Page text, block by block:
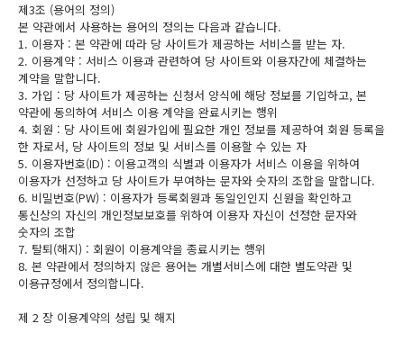
제3조 (용어의 정의)
본 약관에서 사용하는 용어의 정의는 다음과 같습니다.
1. 이용자 : 본 약관에 따라 당 사이트가 제공하는 서비스를 받는 자.
2. 이용계약 : 서비스 이용과 관련하여 당 사이트와 이용자간에 체결하는
계약을 말합니다.
3. 가입 : 당 사이트가 제공하는 신청서 양식에 해당 정보를 기입하고, 본
약관에 동의하여 서비스 이용 계약을 완료시키는 행위
4. 회원 : 당 사이트에 회원가입에 필요한 개인 정보를 제공하여 회원 등록을
한 자로서, 당 사이트의 정보 및 서비스를 이용할 수 있는 자
5. 이용자번호(ID) : 이용고객의 식별과 이용자가 서비스 이용을 위하여
이용자가 선정하고 당 사이트가 부여하는 문자와 숫자의 조합을 말합니다.
6. 비밀번호(PW) : 이용자가 등록회원과 동일인인지 신원을 확인하고
통신상의 자신의 개인정보보호를 위하여 이용자 자신이 선정한 문자와
숫자의 조합
7. 탈퇴(해지) : 회원이 이용계약을 종료시키는 행위
8. 본 약관에서 정의하지 않은 용어는 개별서비스에 대한 별도약관 및
이용규정에서 정의합니다.
제 2 장 이용계약의 성립 및 해지